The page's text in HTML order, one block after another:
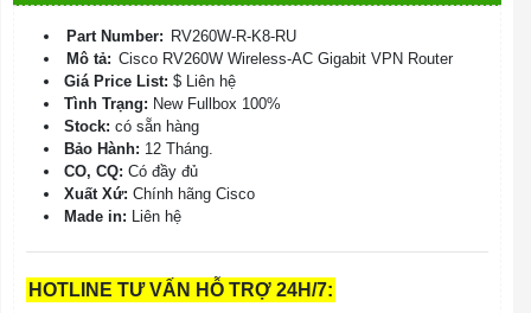
Part Number: RV260W-R-K8-RU
Mô tả: Cisco RV260W Wireless-AC Gigabit VPN Router
Giá Price List: $ Liên hệ
Tình Trạng: New Fullbox 100%
Stock: có sẵn hàng
Bảo Hành: 12 Tháng.
CO, CQ: Có đầy đủ
Xuất Xứ: Chính hãng Cisco
Made in: Liên hệ
HOTLINE TƯ VẤN HỖ TRỢ 24H/7: